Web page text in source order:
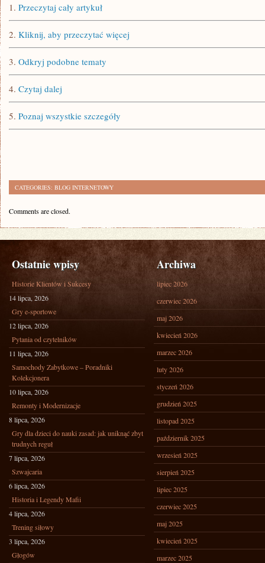
1. Przeczytaj cały artykuł
2. Kliknij, aby przeczytać więcej
3. Odkryj podobne tematy
4. Czytaj dalej
5. Poznaj wszystkie szczegóły
CATEGORIES: BLOG INTERNETOWY
Comments are closed.
Ostatnie wpisy
Historie Klientów i Sukcesy
14 lipca, 2026
Gry e-sportowe
12 lipca, 2026
Pytania od czytelników
11 lipca, 2026
Samochody Zabytkowe – Poradniki
Kolekcjonera
10 lipca, 2026
Remonty i Modernizacje
8 lipca, 2026
Gry dla dzieci do nauki zasad: jak uniknąć zbyt
trudnych reguł
7 lipca, 2026
Szwajcaria
6 lipca, 2026
Historia i Legendy Mafii
4 lipca, 2026
Trening siłowy
3 lipca, 2026
Głogów
Archiwa
lipiec 2026
czerwiec 2026
maj 2026
kwiecień 2026
marzec 2026
luty 2026
styczeń 2026
grudzień 2025
listopad 2025
październik 2025
wrzesień 2025
sierpień 2025
lipiec 2025
czerwiec 2025
maj 2025
kwiecień 2025
marzec 2025